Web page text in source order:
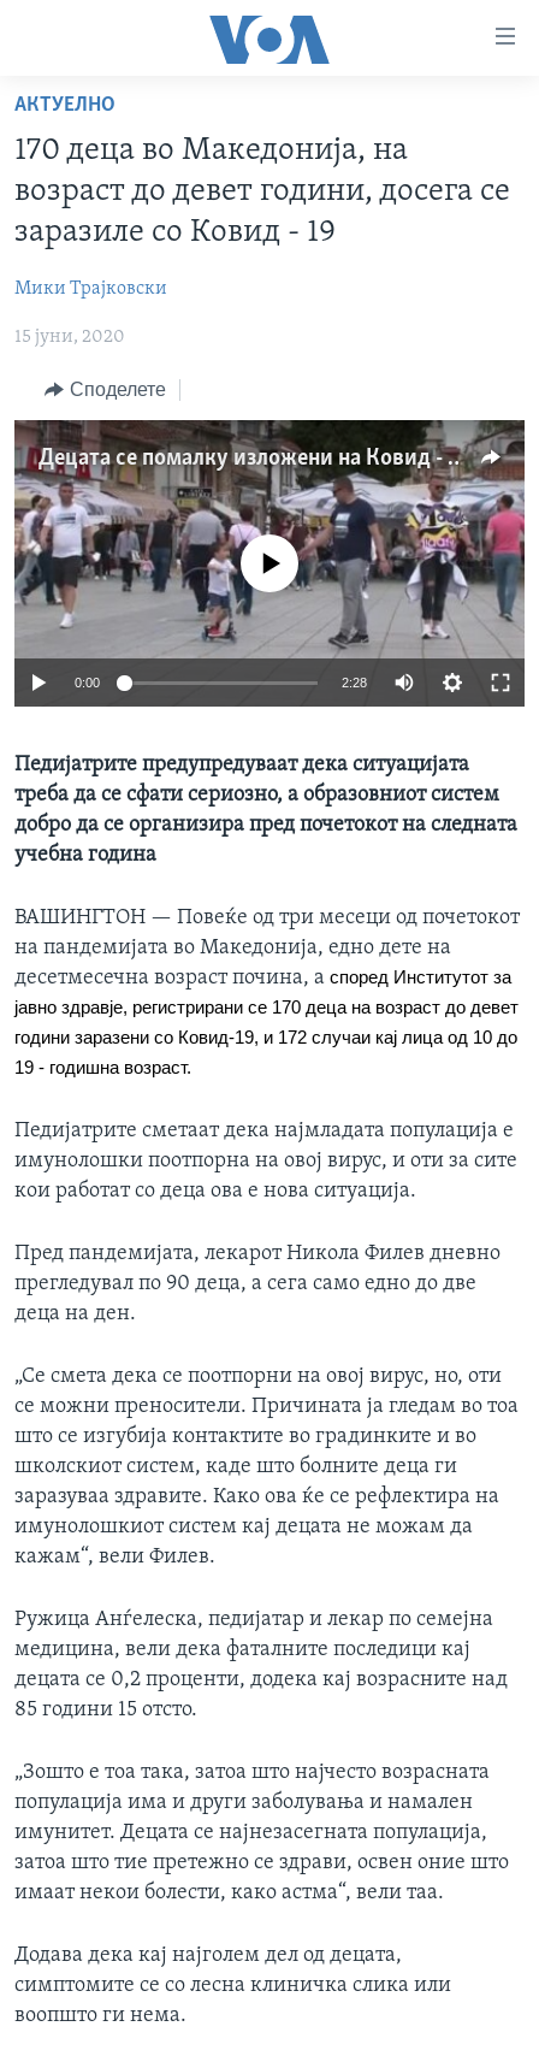
пристапност
Премини
на
главната
содржина
Премини
до
за
навигација
Пребарувај
РУБРИКИ
СВЕТ
ЕКОНОМИЈА
ПОЛИТИКА
ЗДРАВЈЕ
НАУКА
УМЕТНОСТ И ЗАБАВА
ИНТЕРВЈУА
ФОТОГАЛЕРИИ
АРХИВИРАНА ПРОГРАМА
NEWSFLASH - АРХИВА
ВЕСТИ ОД САД ВО МИНУТА - АРХИВА
ИЗБОРИ ВО САД 2020 - АРХИВА
ЗА НАС
НАКУСО...
Јазици
АКТУЕЛНО
170 деца во Македонија, на
возраст до девет години, досега се
заразиле со Ковид - 19
Мики Трајковски
15 јуни, 2020
Споделете
Децата се помалку изложени на Ковид - 19, но, се можни преносители, велат педијатрите
No media source currently available
0:00 2:28
Педијатрите предупредуваат дека ситуацијата
треба да се сфати сериозно, а образовниот систем
добро да се организира пред почетокот на следната
учебна година
ВАШИНГТОН — Повеќе од три месеци од почетокот
на пандемијата во Македонија, едно дете на
десетмесечна возраст почина, а според Институтот за
јавно здравје, регистрирани се 170 деца на возраст до девет
години заразени со Ковид-19, и 172 случаи кај лица од 10 до
19 - годишна возраст.
Педијатрите сметаат дека најмладата популација е
имунолошки поотпорна на овој вирус, и оти за сите
кои работат со деца ова е нова ситуација.
Пред пандемијата, лекарот Никола Филев дневно
прегледувал по 90 деца, а сега само едно до две
деца на ден.
„Се смета дека се поотпорни на овој вирус, но, оти
се можни преносители. Причината ја гледам во тоа
што се изгубија контактите во градинките и во
школскиот систем, каде што болните деца ги
заразуваа здравите. Како ова ќе се рефлектира на
имунолошкиот систем кај децата не можам да
кажам“, вели Филев.
Ружица Анѓелеска, педијатар и лекар по семејна
медицина, вели дека фаталните последици кај
децата се 0,2 проценти, додека кај возрасните над
85 години 15 отсто.
„Зошто е тоа така, затоа што најчесто возрасната
популација има и други заболувања и намален
имунитет. Децата се најнезасегната популација,
затоа што тие претежно се здрави, освен оние што
имаат некои болести, како астма“, вели таа.
Додава дека кај најголем дел од децата,
симптомите се со лесна клиничка слика или
воопшто ги нема.